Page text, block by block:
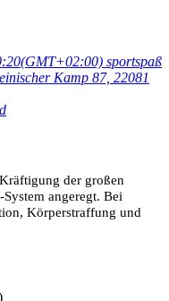
(GMT+02:00) sportspaß
Kamp 87, 22081
der großen
angeregt. Bei
Körperstraffung und